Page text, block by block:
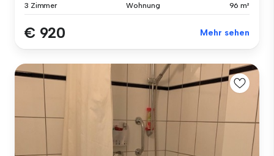
3 Zimmer Wohnung 96 m²
€ 920 Mehr sehen